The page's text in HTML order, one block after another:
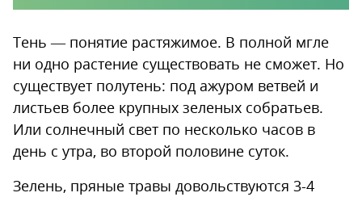
Тень — понятие растяжимое. В полной мгле
ни одно растение существовать не сможет. Но
существует полутень: под ажуром ветвей и
листьев более крупных зеленых собратьев.
Или солнечный свет по несколько часов в
день с утра, во второй половине суток.
Зелень, пряные травы довольствуются 3-4